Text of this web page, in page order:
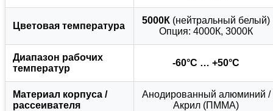
Цветовая температура
5000К (нейтральный белый)
Опция: 4000К, 3000К
Диапазон рабочих
температур
-60°C … +50°C
Материал корпуса /
рассеивателя
Анодированный алюминий /
Акрил (ПММА)